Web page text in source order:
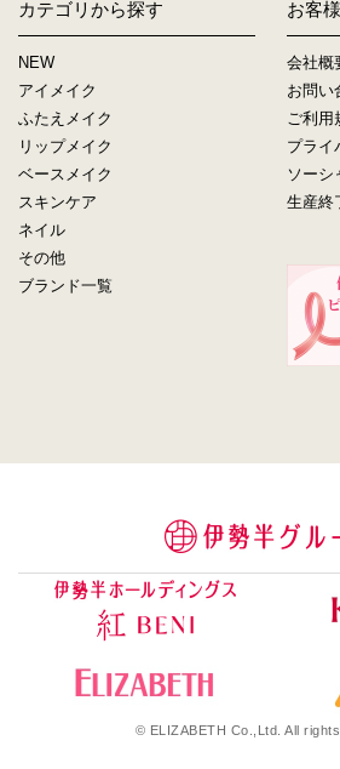
カテゴリから探す
NEW
アイメイク
ふたえメイク
リップメイク
ベースメイク
スキンケア
ネイル
その他
ブランド一覧
お客
会社概
お問い
ご利用
プライ
ソーシ
生産終
© ELIZABETH Co.,Ltd. All